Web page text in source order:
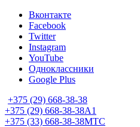
Вконтакте
Facebook
Twitter
Instagram
YouTube
Одноклассники
Google Plus
+375 (29) 668-38-38
+375 (29) 668-38-38A1
+375 (33) 668-38-38МТС